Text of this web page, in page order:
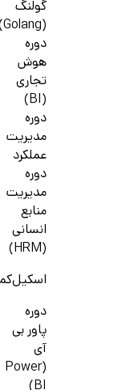
گولنگ
(Golang)
دوره
هوش
تجاری
(BI)
دوره
مدیریت
عملکرد
دوره
مدیریت
منابع
انسانی
(HRM)
دوره
پاور بی
آی
(Power